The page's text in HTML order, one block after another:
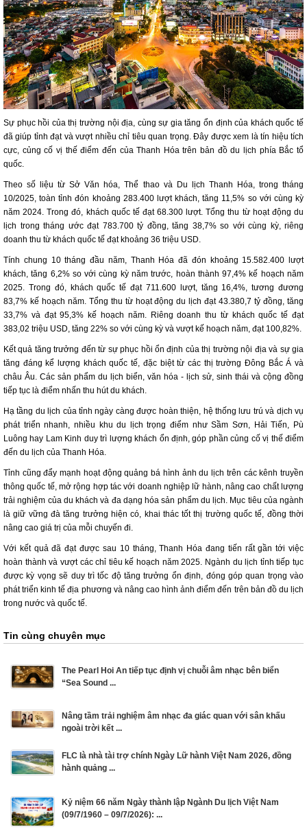
Sự phục hồi của thị trường nội địa, cùng sự gia tăng ổn định của khách quốc tế
đã giúp tỉnh đạt và vượt nhiều chỉ tiêu quan trọng. Đây được xem là tín hiệu tích
cực, củng cố vị thế điểm đến của Thanh Hóa trên bản đồ du lịch phía Bắc tổ
quốc.
Theo số liệu từ Sở Văn hóa, Thể thao và Du lịch Thanh Hóa, trong tháng
10/2025, toàn tỉnh đón khoảng 283.400 lượt khách, tăng 11,5% so với cùng kỳ
năm 2024. Trong đó, khách quốc tế đạt 68.300 lượt. Tổng thu từ hoạt động du
lịch trong tháng ước đạt 783.700 tỷ đồng, tăng 38,7% so với cùng kỳ, riêng
doanh thu từ khách quốc tế đạt khoảng 36 triệu USD.
Tính chung 10 tháng đầu năm, Thanh Hóa đã đón khoảng 15.582.400 lượt
khách, tăng 6,2% so với cùng kỳ năm trước, hoàn thành 97,4% kế hoạch năm
2025. Trong đó, khách quốc tế đạt 711.600 lượt, tăng 16,4%, tương đương
83,7% kế hoạch năm. Tổng thu từ hoạt động du lịch đạt 43.380,7 tỷ đồng, tăng
33,7% và đạt 95,3% kế hoạch năm. Riêng doanh thu từ khách quốc tế đạt
383,02 triệu USD, tăng 22% so với cùng kỳ và vượt kế hoạch năm, đạt 100,82%.
Kết quả tăng trưởng đến từ sự phục hồi ổn định của thị trường nội địa và sự gia
tăng đáng kể lượng khách quốc tế, đặc biệt từ các thị trường Đông Bắc Á và
châu Âu. Các sản phẩm du lịch biển, văn hóa - lịch sử, sinh thái và cộng đồng
tiếp tục là điểm nhấn thu hút du khách.
Hạ tầng du lịch của tỉnh ngày càng được hoàn thiện, hệ thống lưu trú và dịch vụ
phát triển nhanh, nhiều khu du lịch trọng điểm như Sầm Sơn, Hải Tiến, Pù
Luông hay Lam Kinh duy trì lượng khách ổn định, góp phần củng cố vị thế điểm
đến du lịch của Thanh Hóa.
Tỉnh cũng đẩy mạnh hoạt động quảng bá hình ảnh du lịch trên các kênh truyền
thông quốc tế, mở rộng hợp tác với doanh nghiệp lữ hành, nâng cao chất lượng
trải nghiệm của du khách và đa dạng hóa sản phẩm du lịch. Mục tiêu của ngành
là giữ vững đà tăng trưởng hiện có, khai thác tốt thị trường quốc tế, đồng thời
nâng cao giá trị của mỗi chuyến đi.
Với kết quả đã đạt được sau 10 tháng, Thanh Hóa đang tiến rất gần tới việc
hoàn thành và vượt các chỉ tiêu kế hoạch năm 2025. Ngành du lịch tỉnh tiếp tục
được kỳ vọng sẽ duy trì tốc độ tăng trưởng ổn định, đóng góp quan trọng vào
phát triển kinh tế địa phương và nâng cao hình ảnh điểm đến trên bản đồ du lịch
trong nước và quốc tế.
Tin cùng chuyên mục
The Pearl Hoi An tiếp tục định vị chuỗi âm nhạc bên biển
“Sea Sound ...
Nâng tầm trải nghiệm âm nhạc đa giác quan với sân khấu
ngoài trời kết ...
FLC là nhà tài trợ chính Ngày Lữ hành Việt Nam 2026, đồng
hành quảng ...
Kỷ niệm 66 năm Ngày thành lập Ngành Du lịch Việt Nam
(09/7/1960 – 09/7/2026): ...